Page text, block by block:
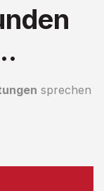
sprechen